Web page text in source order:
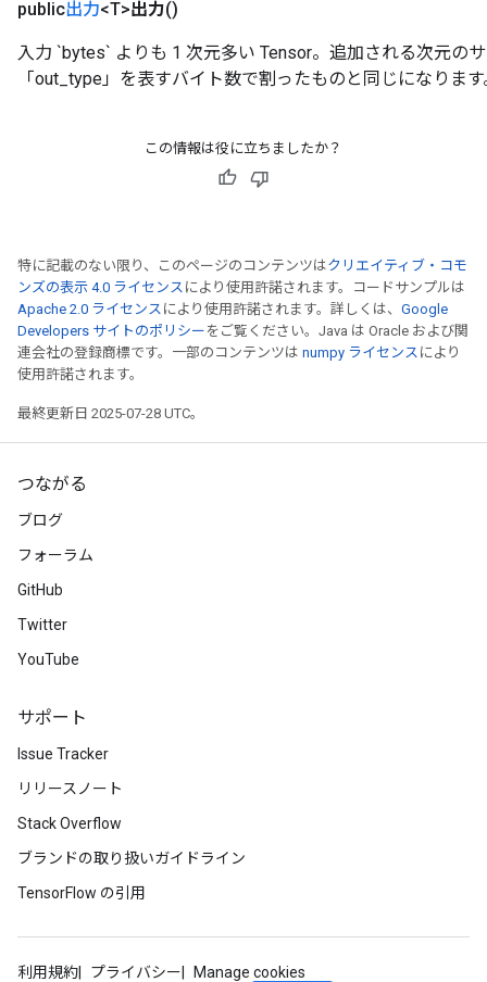
public出力<T>出力()
入力 `bytes` よりも 1 次元多い Tensor。追加される次元の
「out_type」を表すバイト数で割ったものと同じになります
この情報は役に立ちましたか？
特に記載のない限り、このページのコンテンツはクリエイティブ・コモ
ンズの表示 4.0 ライセンス により使用許諾されます。コードサンプルは
Apache 2.0 ライセンス により使用許諾されます。詳しくは、 Google
Developers サイトのポリシー をご覧ください。Java は Oracle および関
連会社の登録商標です。一部のコンテンツは numpy ライセンス により
使用許諾されます。
最終更新日 2025-07-28 UTC。
つながる
ブログ
フォーラム
GitHub
Twitter
YouTube
サポート
Issue Tracker
リリースノート
Stack Overflow
ブランドの取り扱いガイドライン
TensorFlow の引用
利用規約 プライバシー
Manage cookies